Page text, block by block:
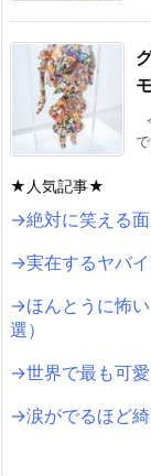
★人気記事★
→絶対に笑える面
→実在するヤバ
→ほんとうに怖
選）
→世界で最も可愛
→涙がでるほど綺